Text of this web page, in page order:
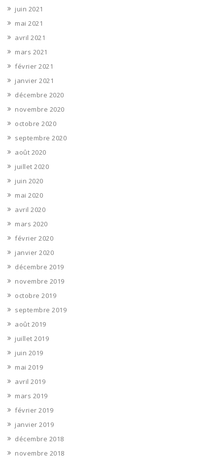
juin 2021
mai 2021
avril 2021
mars 2021
février 2021
janvier 2021
décembre 2020
novembre 2020
octobre 2020
septembre 2020
août 2020
juillet 2020
juin 2020
mai 2020
avril 2020
mars 2020
février 2020
janvier 2020
décembre 2019
novembre 2019
octobre 2019
septembre 2019
août 2019
juillet 2019
juin 2019
mai 2019
avril 2019
mars 2019
février 2019
janvier 2019
décembre 2018
novembre 2018